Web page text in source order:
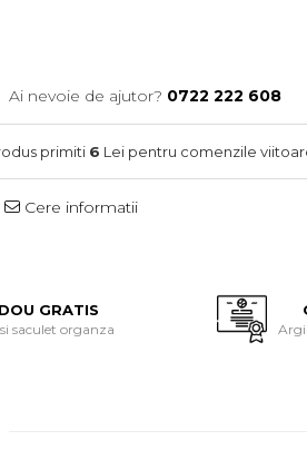
Ai nevoie de ajutor? 0722 222 608
primiti 6 Lei pentru comenzile
Cere informatii
GRATIS
saculet organza